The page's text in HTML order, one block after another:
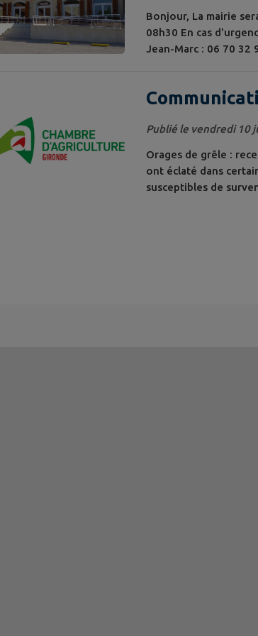
Bonjour, La mairie
08h30 En cas
Jean-Marc : 06 70 32
Publié le vendredi 10
Orages de grêle :
ont éclaté dans
susceptibles de